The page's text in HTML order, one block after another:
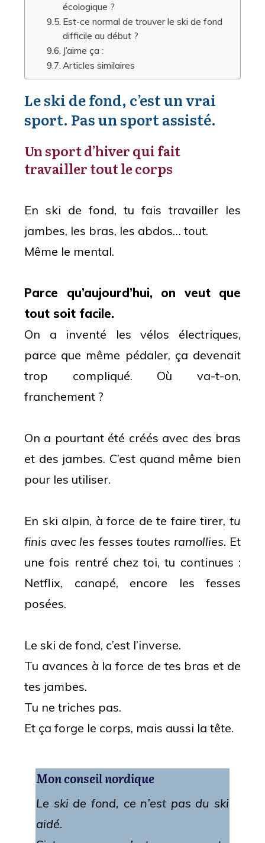
écologique ?
Est-ce normal de trouver le ski de fond
difficile au début ?
J’aime ça :
Articles similaires
Le ski de fond, c’est un vrai
sport. Pas un sport assisté.
Un sport d’hiver qui fait
travailler tout le corps
En ski de fond, tu fais travailler les
jambes, les bras, les abdos… tout.
Même le mental.
Parce qu’aujourd’hui, on veut que
tout soit facile.
On a inventé les vélos électriques,
parce que même pédaler, ça devenait
trop compliqué. Où va-t-on,
franchement ?
On a pourtant été créés avec des bras
et des jambes. C’est quand même bien
pour les utiliser.
En ski alpin, à force de te faire tirer, tu
finis avec les fesses toutes ramollies. Et
une fois rentré chez toi, tu continues :
Netflix, canapé, encore les fesses
posées.
Le ski de fond, c’est l’inverse.
Tu avances à la force de tes bras et de
tes jambes.
Tu ne triches pas.
Et ça forge le corps, mais aussi la tête.
Mon conseil nordique
Le ski de fond, ce n’est pas du ski
aidé.